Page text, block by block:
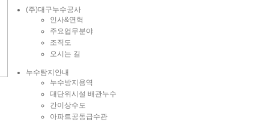
(주)대구누수공사
인사&연헉
주요업무분야
조직도
오시는 길
누수탐지안내
누수방지용역
대단위시설 배관누수
간이상수도
아파트공동급수관